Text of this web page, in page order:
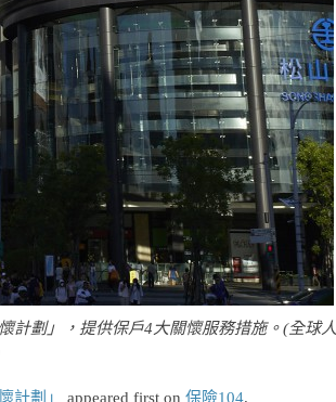
計劃」，提供保戶4大關懷服務措施。(全球人
計劃」 appeared first on 保險104.